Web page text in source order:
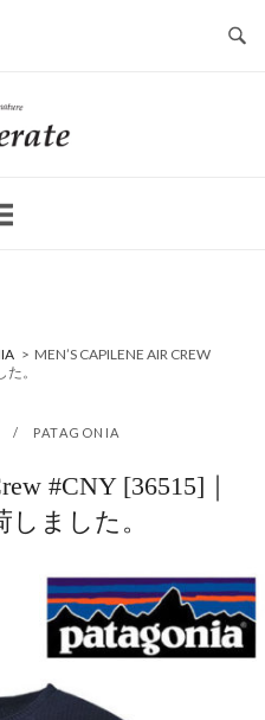
ホ
ー
> MEN’S CAPILENE AIR CREW
。
PATAGONIA
#CNY [36515]｜
しました。